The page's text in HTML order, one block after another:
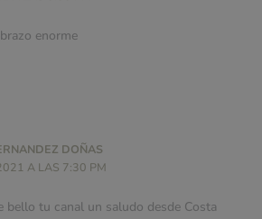
enorme
DOÑAS
A LAS 7:30 PM
bello tu canal un saludo desde Costa